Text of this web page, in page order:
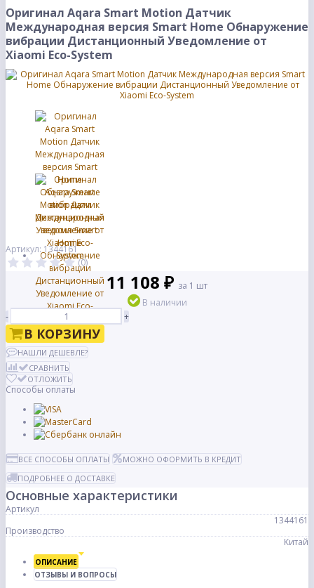
Оригинал Aqara Smart Motion Датчик
Международная версия Smart Home Обнаружение
вибрации Дистанционный Уведомление от
Xiaomi Eco-System
Артикул: 1344161
(0)
11 108 ₽ за 1 шт
В наличии
-
+
В КОРЗИНУ
НАШЛИ ДЕШЕВЛЕ?
СРАВНИТЬ
ОТЛОЖИТЬ
Способы оплаты
ВСЕ СПОСОБЫ ОПЛАТЫ
МОЖНО ОФОРМИТЬ В КРЕДИТ
ПОДРОБНЕЕ О ДОСТАВКЕ
Основные характеристики
Артикул
1344161
Производство
Китай
ОПИСАНИЕ
ОТЗЫВЫ И ВОПРОСЫ